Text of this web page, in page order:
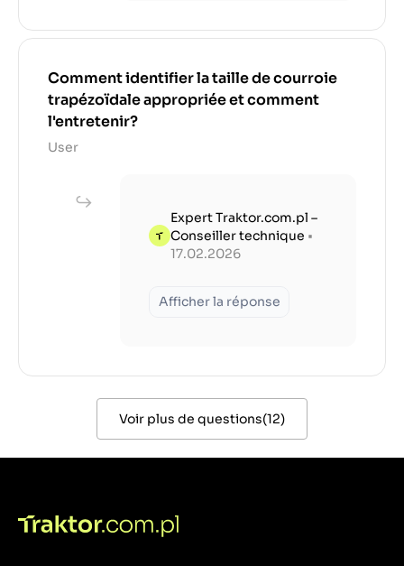
Comment identifier la taille de courroie
trapézoïdale appropriée et comment
l'entretenir?
User
Expert Traktor.com.pl –
Conseiller technique •
17.02.2026
Afficher la réponse
Voir plus de questions(12)